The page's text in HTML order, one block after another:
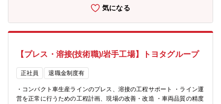
気になる
【プレス・溶接(技術職)/岩手工場】トヨタグループ
正社員 退職金制度有
・コンパクト車生産ラインのプレス、溶接の工程サポート ・ライン運
営を正常に行うための工程計画、現場の改善・改造 ・車両品質の精度